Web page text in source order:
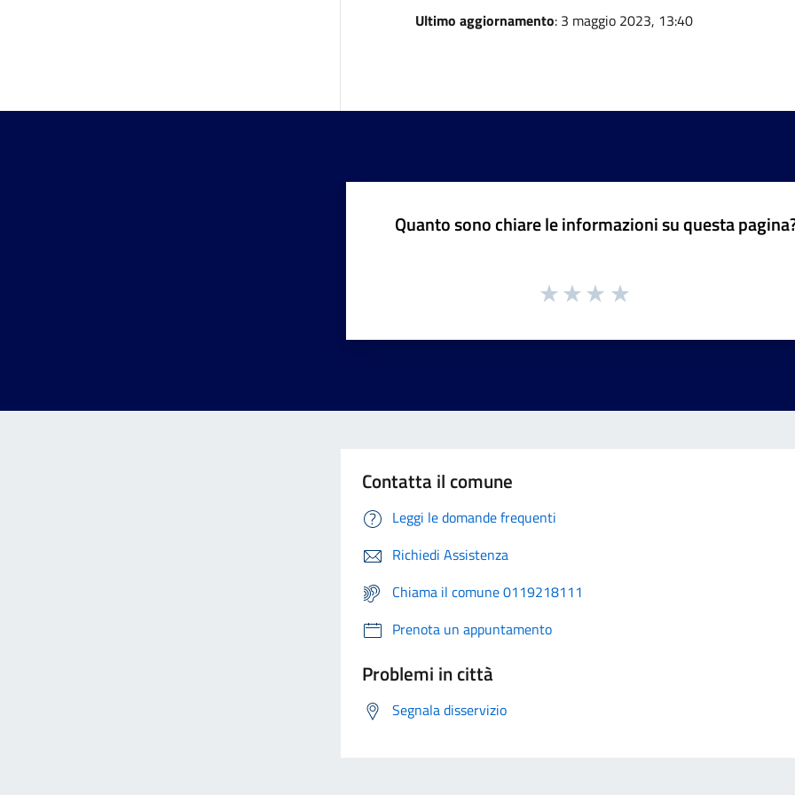
Ultimo aggiornamento: 3 maggio 2023, 13:40
Quanto sono chiare le informazioni su questa
Contatta il comune
Leggi le domande frequenti
Richiedi Assistenza
Chiama il comune 0119218111
Prenota un appuntamento
Problemi in città
Segnala disservizio